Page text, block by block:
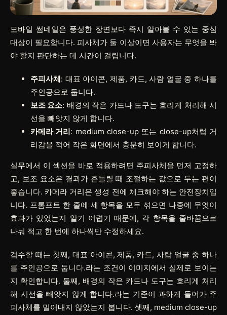
모바일 썸네일은 풍성한 장면보다 즉시 알아볼 수 있는 중심
대상이 필요합니다. 피사체가 둘 이상이면 사용자는 무엇을 봐
야 할지 판단하는 데 시간이 걸립니다.
주피사체: 대표 아이콘, 제품, 카드, 사람 얼굴 중 하나를
주인공으로 둡니다.
보조 요소: 배경의 작은 카드나 도구는 흐리게 처리해 시
선을 빼앗지 않게 합니다.
카메라 거리: medium close-up 또는 close-up처럼 거
리감을 적어 작은 화면에서 충분히 보이게 합니다.
실무에서 이 섹션을 바로 적용하려면 주피사체을 먼저 고정하
고, 보조 요소은 결과가 흔들릴 때 조절하는 값으로 두는 편이
좋습니다. 카메라 거리은 생성 전에 체크해야 하는 안전장치입
니다. 프롬프트 한 줄에 세 항목을 모두 섞으면 나중에 무엇이
효과가 있었는지 알기 어렵기 때문에, 각 항목을 줄바꿈으로
나눠 적고 한 번에 하나씩만 수정하세요.
검수할 때는 첫째, 대표 아이콘, 제품, 카드, 사람 얼굴 중 하나
를 주인공으로 둡니다.라는 조건이 이미지에서 실제로 보이는
지 확인합니다. 둘째, 배경의 작은 카드나 도구는 흐리게 처리
해 시선을 빼앗지 않게 합니다.라는 기준이 과하게 들어가 주
피사체를 밀어내지 않았는지 봅니다. 셋째, medium close-up